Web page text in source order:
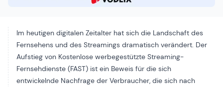
Im heutigen digitalen Zeitalter hat sich die Landschaft des
Fernsehens und des Streamings dramatisch verändert. Der
Aufstieg von Kostenlose werbegestützte Streaming-
Fernsehdienste (FAST) ist ein Beweis für die sich
entwickelnde Nachfrage der Verbraucher, die sich nach